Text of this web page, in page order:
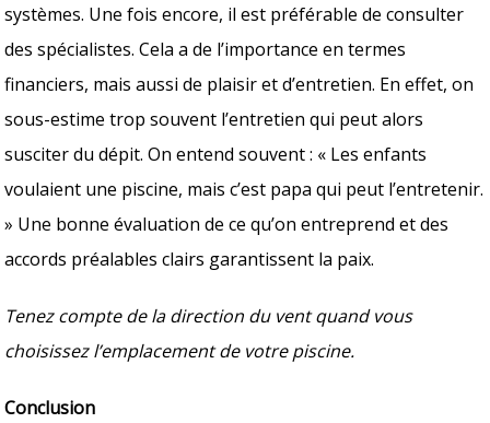
systèmes. Une fois encore, il est préférable de consulter
des spécialistes. Cela a de l’importance en termes
financiers, mais aussi de plaisir et d’entretien. En effet, on
sous-estime trop souvent l’entretien qui peut alors
susciter du dépit. On entend souvent : « Les enfants
voulaient une piscine, mais c’est papa qui peut l’entretenir.
» Une bonne évaluation de ce qu’on entreprend et des
accords préalables clairs garantissent la paix.
Tenez compte de la direction du vent quand vous
choisissez l’emplacement de votre piscine.
Conclusion